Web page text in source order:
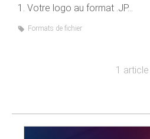
1. Votre logo au format .JP...
Formats de fichier
1 article